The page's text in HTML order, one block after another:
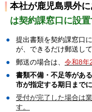
本社が鹿児島県外
は契約課窓口に設
提出書類を契約課窓口
が、できるだけ郵送して
郵送の場合は、 令和8年
書類不備・不足等があ
市が指定する期日まで
受付が完了した場合は
す。